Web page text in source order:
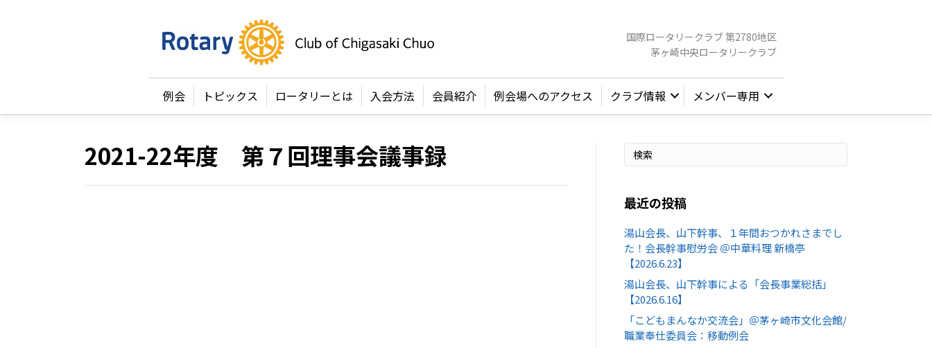
国際ロータリークラブ 第2780地区
茅ヶ崎中央ロータリークラブ
例会 トピックス ロータリーとは 入会方法 会員紹介 例会場へのアクセス クラブ情報 メンバー専用
2021-22年度 第７回理事会議事録
最近の投稿
湯山会長、山下幹事、１年間おつかれさまでし
た！会長幹事慰労会 ＠中華料理 新橋亭
【2026.6.23】
湯山会長、山下幹事による「会長事業総括」
【2026.6.16】
「こどもまんなか交流会」＠茅ヶ崎市文化会館/
職業奉仕委員会：移動例会